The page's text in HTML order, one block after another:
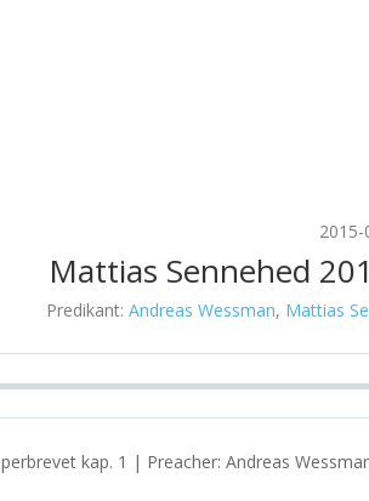
2015-
Mattias Sennehed
Predikant: Andreas Wessman, Mattias
kap. 1 | Preacher: Andreas